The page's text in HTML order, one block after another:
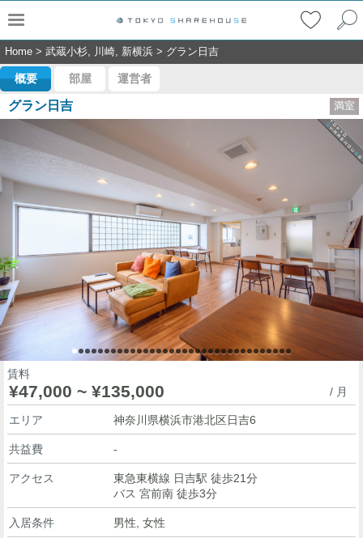
Home > 武蔵小杉, 川崎, 新横浜 > グラン日吉
概要 部屋 運営者
グラン日吉 満室
賃料
¥47,000 ~ ¥135,000 / 月
エリア 神奈川県横浜市港北区日吉6
共益費 -
アクセス
東急東横線 日吉駅 徒歩21分
バス 宮前南 徒歩3分
入居条件 男性, 女性